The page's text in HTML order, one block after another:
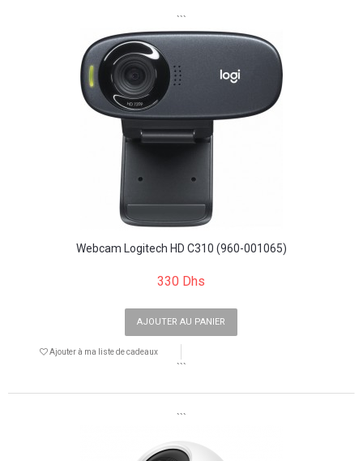
```
Webcam Logitech HD C310 (960-001065)
330 Dhs
AJOUTER AU PANIER
Ajouter à ma liste de cadeaux
```
```